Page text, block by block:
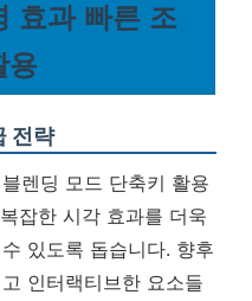
효과 빠른 조
용
전략
렌딩 모드 단축키 활용
잡한 시각 효과를 더욱
있도록 돕습니다. 향후
인터랙티브한 요소들